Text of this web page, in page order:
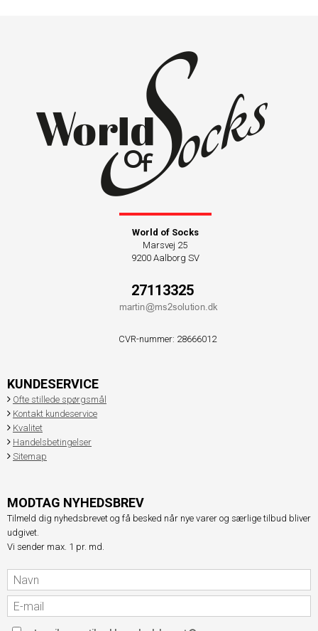
World of Socks
Marsvej 25
9200 Aalborg SV
27113325
CVR-nummer: 28666012
KUNDESERVICE
Ofte stillede spørgsmål
Kontakt kundeservice
Kvalitet
Handelsbetingelser
Sitemap
MODTAG NYHEDSBREV
Tilmeld dig nyhedsbrevet og få besked når nye varer og særlige tilbud bliver
udgivet.
Vi sender max. 1 pr. md.